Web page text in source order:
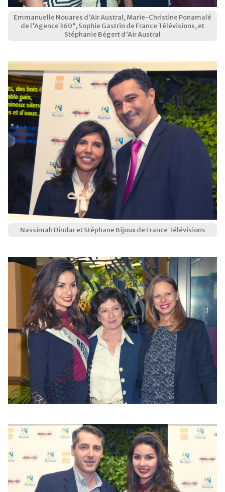
Emmanuelle Nouares d'Air Austral, Marie-Christine Ponamalé
de l'Agence 360°, Sophie Gastrin de France Télévisions, et
Stéphanie Bégert d'Air Austral
Nassimah Dindar et Stéphane Bijoux de France Télévisions